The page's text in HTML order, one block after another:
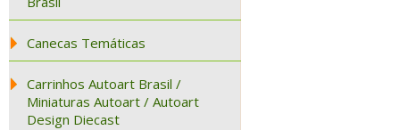
Canecas Temáticas
Carrinhos Autoart Brasil /
Miniaturas Autoart / Autoart
Design Diecast